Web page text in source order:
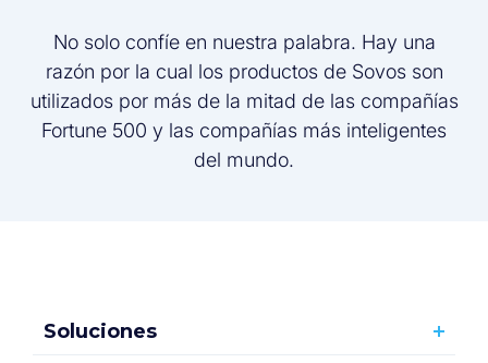
No solo confíe en nuestra palabra. Hay una
razón por la cual los productos de Sovos son
utilizados por más de la mitad de las compañías
Fortune 500 y las compañías más inteligentes
del mundo.
Soluciones